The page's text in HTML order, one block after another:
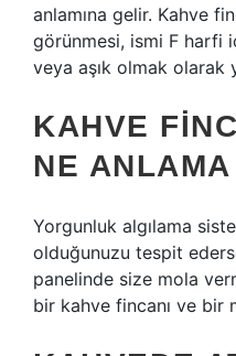
anlamına gelir. Kahve
görünmesi, ismi F harfi
veya aşık olmak olarak
KAHVE
NE
Yorgunluk algılama
olduğunuzu tespit
panelinde size mola
bir kahve fincanı ve bir